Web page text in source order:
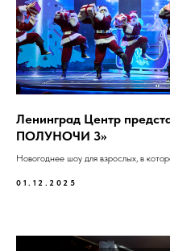
Ленинград Центр
ПОЛУНОЧИ 3»
Новогоднее шоу для взрослых, в
01.12.2025